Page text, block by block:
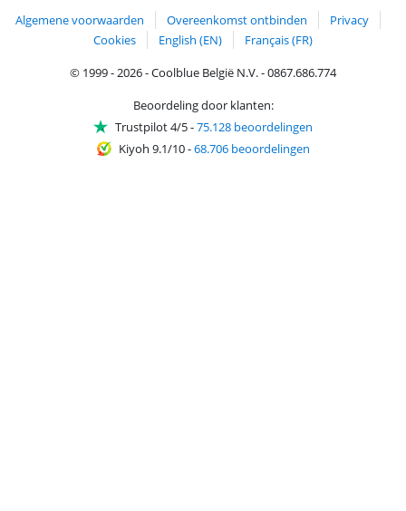
Algemene voorwaarden Overeenkomst ontbinden
Privacy
Cookies
English (EN)
Français (FR)
© 1999 - 2026 - Coolblue België N.V. - 0867.686.774
Beoordeling door klanten:
Trustpilot 4/5-75.128 beoordelingen
Kiyoh 9.1/10-68.706 beoordelingen